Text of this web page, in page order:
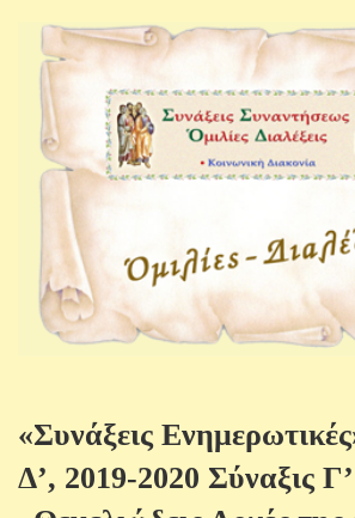
«Συνάξεις
Δ’, 2019-2020 Σύναξις Γ’